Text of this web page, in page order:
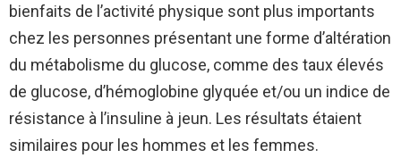
bienfaits de l’activité physique sont plus importants
chez les personnes présentant une forme d’altération
du métabolisme du glucose, comme des taux élevés
de glucose, d’hémoglobine glyquée et/ou un indice de
résistance à l’insuline à jeun. Les résultats étaient
similaires pour les hommes et les femmes.